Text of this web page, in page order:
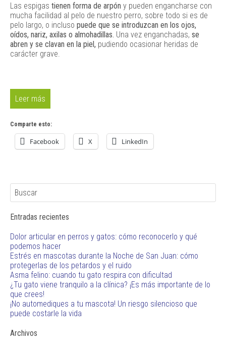
Las espigas tienen forma de arpón y pueden engancharse con
mucha facilidad al pelo de nuestro perro, sobre todo si es de
pelo largo, o incluso puede que se introduzcan en los ojos,
oídos, nariz, axilas o almohadillas. Una vez enganchadas, se
abren y se clavan en la piel, pudiendo ocasionar heridas de
carácter grave.
Leer más
Comparte esto:
Facebook X LinkedIn
Entradas recientes
Dolor articular en perros y gatos: cómo reconocerlo y qué
podemos hacer
Estrés en mascotas durante la Noche de San Juan: cómo
protegerlas de los petardos y el ruido
Asma felino: cuando tu gato respira con dificultad
¿Tu gato viene tranquilo a la clínica? ¡Es más importante de lo
que crees!
¡No automediques a tu mascota! Un riesgo silencioso que
puede costarle la vida
Archivos